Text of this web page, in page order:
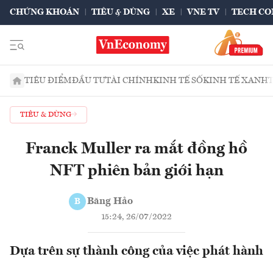
CHỨNG KHOÁN TIÊU & DÙNG XE VNE TV TECH
TIÊU ĐIỂMĐẦU TƯTÀI CHÍNHKINH TẾ SỐKINH TẾ XANH
TIÊU & DÙNG
Franck Muller ra mắt đồng hồ
NFT phiên bản giới hạn
B Băng Hảo
15:24, 26/07/2022
Dựa trên sự thành công của việc phát hành